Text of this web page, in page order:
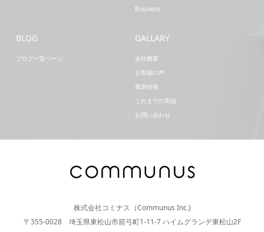
Business
BLOG
ブログ一覧ページ
GALLARY
会社概要
お客様の声
最新情報
これまでの実績
お問い合わせ
株式会社コミナス（Communus Inc.)
〒355-0028 埼玉県東松山市箭弓町1-11-7 ハイムグランデ東松山2F